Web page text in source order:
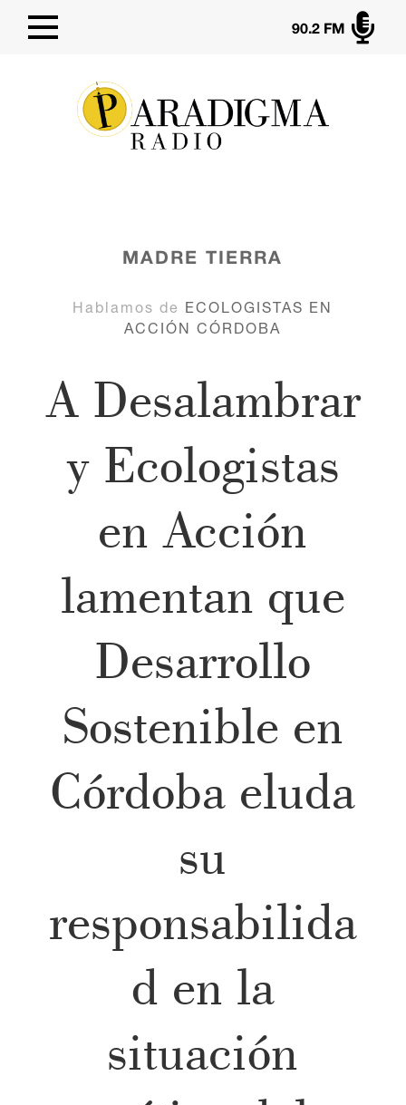

90.2 FM
MADRE TIERRA
Hablamos de ECOLOGISTAS EN
ACCIÓN CÓRDOBA
A Desalambrar
y Ecologistas
en Acción
lamentan que
Desarrollo
Sostenible en
Córdoba eluda
su
responsabilida
d en la
situación